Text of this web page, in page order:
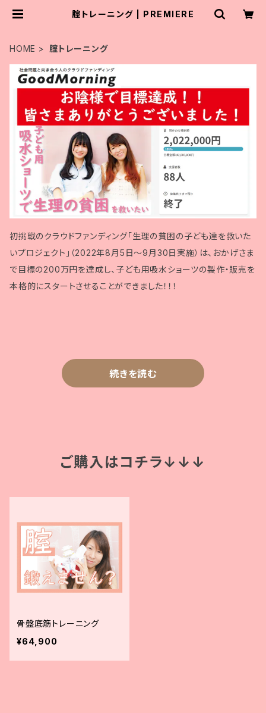
腟トレーニング | PREMIERE
HOME 腟トレーニング
初挑戦のクラウドファンディング「生理の貧困の子ども達を救いた
いプロジェクト」（2022年8月5日〜9月30日実施）は、おかげさま
で目標の200万円を達成し、子ども用吸水ショーツの製作・販売を
本格的にスタートさせることができました！！！
続きを読む
ご購入はコチラ↓↓↓
骨盤底筋トレーニング
¥64,900